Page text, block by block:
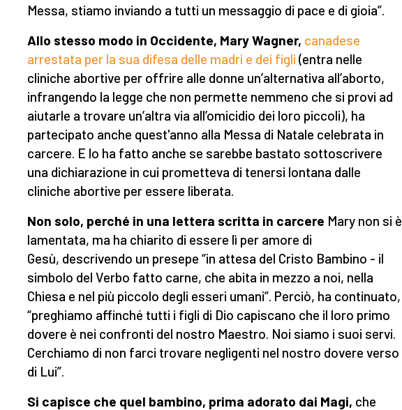
Messa, stiamo inviando a tutti un messaggio di pace e di gioia”.
Allo stesso modo in Occidente, Mary Wagner, canadese
arrestata per la sua difesa delle madri e dei figli (entra nelle
cliniche abortive per offrire alle donne un’alternativa all’aborto,
infrangendo la legge che non permette nemmeno che si provi ad
aiutarle a trovare un’altra via all’omicidio dei loro piccoli), ha
partecipato anche quest'anno alla Messa di Natale celebrata in
carcere. E lo ha fatto anche se sarebbe bastato sottoscrivere
una dichiarazione in cui prometteva di tenersi lontana dalle
cliniche abortive per essere liberata.
Non solo, perché in una lettera scritta in carcere Mary non si è
lamentata, ma ha chiarito di essere lì per amore di
Gesù, descrivendo un presepe “in attesa del Cristo Bambino - il
simbolo del Verbo fatto carne, che abita in mezzo a noi, nella
Chiesa e nel più piccolo degli esseri umani”. Perciò, ha continuato,
“preghiamo affinché tutti i figli di Dio capiscano che il loro primo
dovere è nei confronti del nostro Maestro. Noi siamo i suoi servi.
Cerchiamo di non farci trovare negligenti nel nostro dovere verso
di Lui”.
Si capisce che quel bambino, prima adorato dai Magi, che